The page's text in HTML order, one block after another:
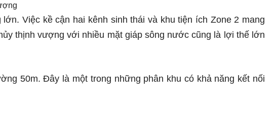
Việc kề cận hai kênh sinh thái và khu tiện ích Zone 2 mang
thịnh vượng với nhiều mặt giáp sông nước cũng là lợi thế lớn
50m. Đây là một trong những phân khu có khả năng kết nối